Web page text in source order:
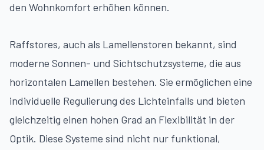
den Wohnkomfort erhöhen können.
Raffstores, auch als Lamellenstoren bekannt, sind
moderne Sonnen- und Sichtschutzsysteme, die aus
horizontalen Lamellen bestehen. Sie ermöglichen eine
individuelle Regulierung des Lichteinfalls und bieten
gleichzeitig einen hohen Grad an Flexibilität in der
Optik. Diese Systeme sind nicht nur funktional,